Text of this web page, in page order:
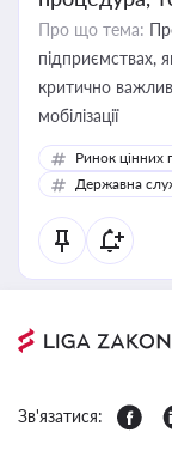
Про що тема:
підприємствах,
критично
мобілізації
Ринок цінних
Державна
Зв'язатися: